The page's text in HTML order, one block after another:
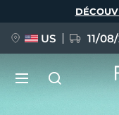
US 11/